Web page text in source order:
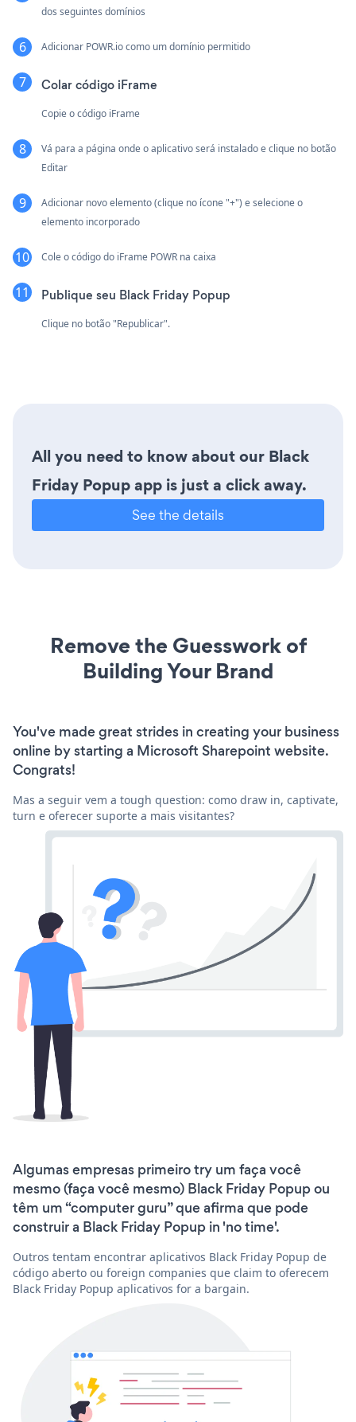
dos seguintes domínios
Adicionar POWR.io como um domínio permitido
Colar código iFrame
Copie o código iFrame
Vá para a página onde o aplicativo será instalado e clique no botão
Editar
Adicionar novo elemento (clique no ícone "+") e selecione o
elemento incorporado
Cole o código do iFrame POWR na caixa
Publique seu Black Friday Popup
Clique no botão "Republicar".
All you need to know about our Black
Friday Popup app is just a click away.
See the details
Remove the Guesswork of
Building Your Brand
You've made great strides in creating your business
online by starting a Microsoft Sharepoint website.
Congrats!
Mas a seguir vem a tough question: como draw in, captivate,
turn e oferecer suporte a mais visitantes?
Algumas empresas primeiro try um faça você
mesmo (faça você mesmo) Black Friday Popup ou
têm um “computer guru” que afirma que pode
construir a Black Friday Popup in 'no time'.
Outros tentam encontrar aplicativos Black Friday Popup de
código aberto ou foreign companies que claim to oferecem
Black Friday Popup aplicativos for a bargain.